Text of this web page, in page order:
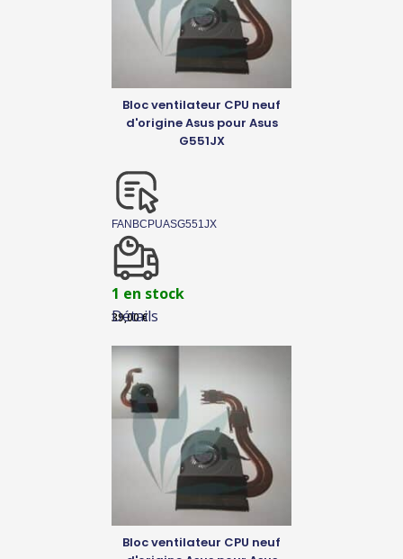
Détails
Bloc ventilateur CPU neuf
d'origine Asus pour Asus
G551JX
FANBCPUASG551JX
1 en stock
39,00€
Bloc ventilateur CPU neuf